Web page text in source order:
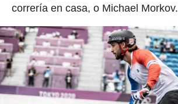
correría en casa, o Michael Morkov.